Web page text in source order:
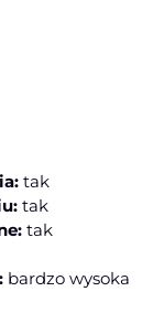
tak
tak
tak
bardzo wysoka